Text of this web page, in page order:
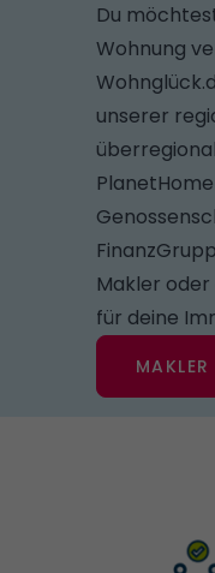
Du
Wohnung
unserer
Makler
für deine